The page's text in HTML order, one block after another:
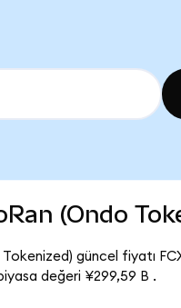
(Ondo
güncel fiyatı
değeri ¥299,59 B .